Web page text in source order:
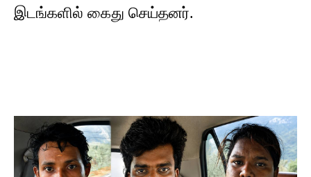
இடங்களில் கைது செய்தனர்.